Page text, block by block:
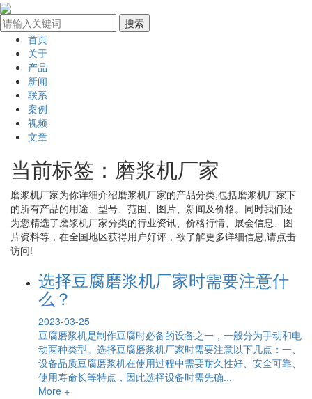
首页
关于
产品
新闻
联系
案例
视频
文章
当前标签： 磨浆机厂家
磨浆机厂家为你详细介绍磨浆机厂家的产品分类,包括磨浆机厂家下
的所有产品的用途、型号、范围、图片、新闻及价格。同时我们还
为您精选了磨浆机厂家分类的行业资讯、价格行情、展会信息、图
片资料等，在全国地区获得用户好评，欲了解更多详细信息,请点击
访问!
选择豆腐磨浆机厂家时需要注意什
么？
2023-03-25
豆腐磨浆机是制作豆腐时必备的设备之一，一般分为手动和电
动两种类型。选择豆腐磨浆机厂家时需要注意以下几点：一、
设备品质豆腐磨浆机在使用过程中需要耐久性好、安全可靠、
使用寿命长等特点，因此选择设备时需先确...
More +